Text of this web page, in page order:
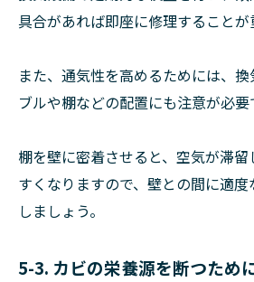
具合があれば即座に修理することが
また、通気性を高めるためには、
ブルや棚などの配置にも注意が必要
棚を壁に密着させると、空気が滞
すくなりますので、壁との間に適
しましょう。
5-3. カビの栄養源を断つため